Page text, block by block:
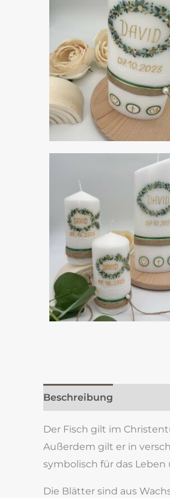
Beschreibung
Der Fisch gilt im
Außerdem gilt er in
symbolisch für das Leben
Die Blätter sind aus